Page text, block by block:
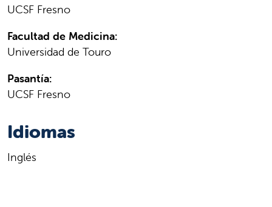
UCSF Fresno
Facultad de Medicina:
Universidad de Touro
Pasantía:
UCSF Fresno
Idiomas
Inglés